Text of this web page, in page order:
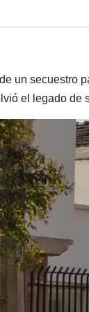
un secuestro
el legado de